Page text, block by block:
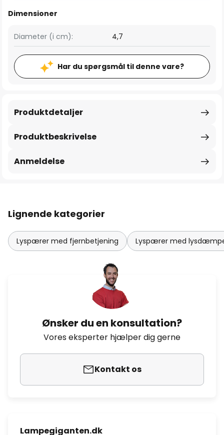
Dimensioner
Diameter (i cm): 4,7
Har du spørgsmål til denne vare?
Produktbeskrivelse
Produktdetaljer
Anmeldelse
Lignende kategorier
Lyspærer med fjernbetjening Lyspærer med
Ønsker du en konsultation?
Vores eksperter hjælper dig gerne
Kontakt os
Lampegiganten.dk